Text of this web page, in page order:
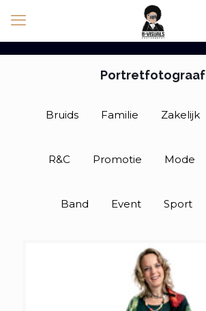
Portretfotograaf
Bruids Familie Zakelijk
R&C Promotie Mode
Band Event Sport